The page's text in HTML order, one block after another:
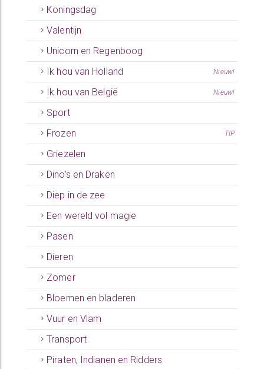
Koningsdag
Valentijn
Unicorn en Regenboog
Ik hou van Holland
Nieuw!
Ik hou van België Nieuw!
Sport
Frozen
TIP
Griezelen
Dino's en Draken
Diep in de zee
Een wereld vol magie
Pasen
Dieren
Zomer
Bloemen en bladeren
Vuur en Vlam
Transport
Piraten, Indianen en Ridders